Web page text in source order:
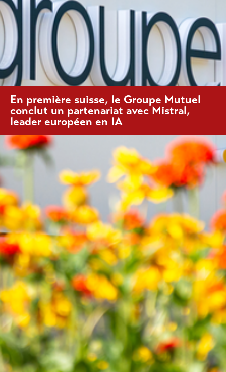
En première suisse, le Groupe Mutuel
conclut un partenariat avec Mistral,
leader européen en IA